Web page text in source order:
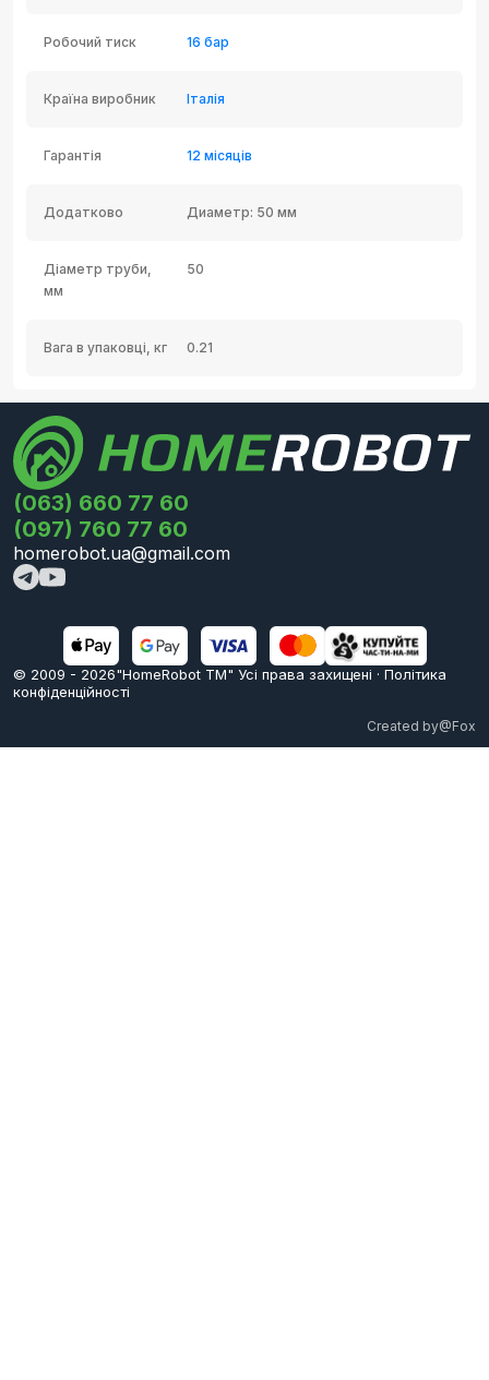
Робочий тиск 16 бар
Країна виробник Італія
Гарантія 12 місяців
Додатково Диаметр: 50 мм
Діаметр труби,
мм
50
Вага в упаковці, кг 0.21
(063) 660 77 60
(097) 760 77 60
homerobot.ua@gmail.com
© 2009 - 2026"HomeRobot ТМ" Усi права захищені · Політика
конфіденційності
Created by@Fox